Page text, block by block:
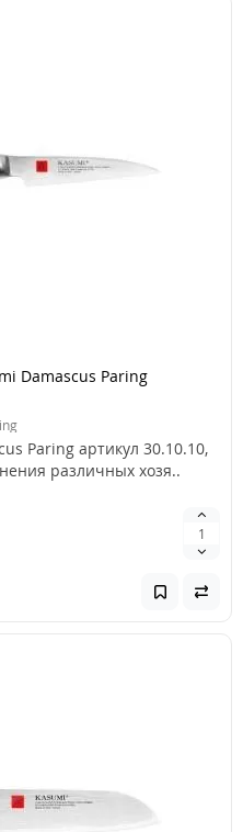
Damascus Paring
Paring артикул 30.10.10,
различных хозя..